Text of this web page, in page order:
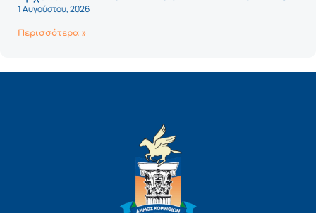
1 Αυγούστου, 2026
Περισσότερα »